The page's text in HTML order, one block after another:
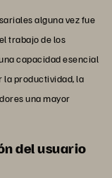
alguna vez fue
trabajo de los
capacidad esencial
la productividad, la
una mayor
del usuario